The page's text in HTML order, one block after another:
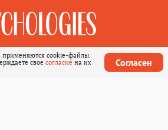
cookie-файлы.
свое согласие на их
Согласен